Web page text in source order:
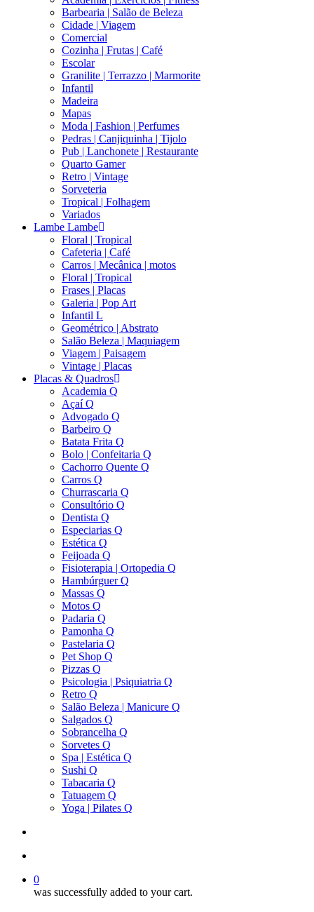
Barbearia | Salão de Beleza
Cidade | Viagem
Comercial
Cozinha | Frutas | Café
Escolar
Granilite | Terrazzo | Marmorite
Infantil
Madeira
Mapas
Moda | Fashion | Perfumes
Pedras | Canjiquinha | Tijolo
Pub | Lanchonete | Restaurante
Quarto Gamer
Retro | Vintage
Sorveteria
Tropical | Folhagem
Variados
Lambe Lambe
Floral | Tropical
Cafeteria | Café
Carros | Mecânica | motos
Floral | Tropical
Frases | Placas
Galeria | Pop Art
Infantil L
Geométrico | Abstrato
Salão Beleza | Maquiagem
Viagem | Paisagem
Vintage | Placas
Placas & Quadros
Academia Q
Açaí Q
Advogado Q
Barbeiro Q
Batata Frita Q
Bolo | Confeitaria Q
Cachorro Quente Q
Carros Q
Churrascaria Q
Consultório Q
Dentista Q
Especiarias Q
Estética Q
Feijoada Q
Fisioterapia | Ortopedia Q
Hambúrguer Q
Massas Q
Motos Q
Padaria Q
Pamonha Q
Pastelaria Q
Pet Shop Q
Pizzas Q
Psicologia | Psiquiatria Q
Retro Q
Salão Beleza | Manicure Q
Salgados Q
Sobrancelha Q
Sorvetes Q
Spa | Estética Q
Sushi Q
Tabacaria Q
Tatuagem Q
Yoga | Pilates Q
0
was successfully added to your cart.